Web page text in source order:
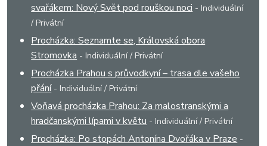
svařákem: Nový Svět pod rouškou noci - Individuální
/ Privátní
Procházka: Seznamte se, Královská obora
Stromovka - Individuální / Privátní
Procházka Prahou s průvodkyní – trasa dle vašeho
přání - Individuální / Privátní
Voňavá procházka Prahou: Za malostranskými a
hradčanskými lípami v květu - Individuální / Privátní
Procházka: Po stopách Antonína Dvořáka v Praze -